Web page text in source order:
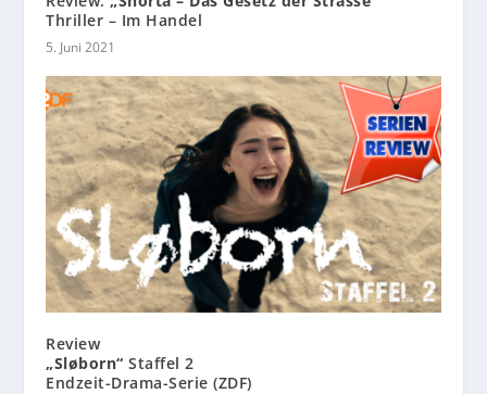
Thriller – Im Handel
5. Juni 2021
Review
„Sløborn“Staffel 2
Endzeit-Drama-Serie (ZDF)